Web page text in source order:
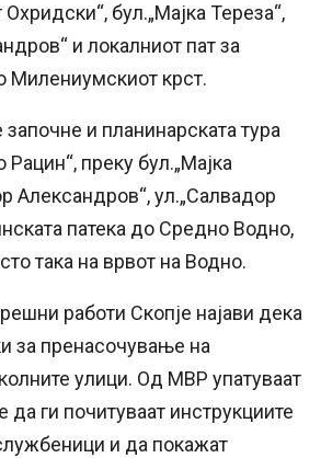
бул.„Мајка Тереза“,
и локалниот пат за
Милениумскиот крст.
и планинарската тура
преку бул.„Мајка
Александров“, ул.„Салвадор
патека до Средно Водно,
така на врвот на Водно.
работи Скопје најави дека
за пренасочување на
улици. Од МВР упатуваат
да ги почитуваат инструкциите
и да покажат